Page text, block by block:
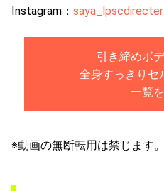
Instagram： saya_lpscdirecter
引き締めボ
全身すっきりセ
一覧
※動画の無断転用は禁じます。